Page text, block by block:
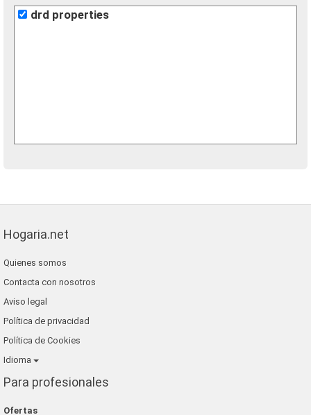
drd properties
Hogaria.net
Quienes somos
Contacta con nosotros
Aviso legal
Política de privacidad
Política de Cookies
Idioma
Para profesionales
Ofertas